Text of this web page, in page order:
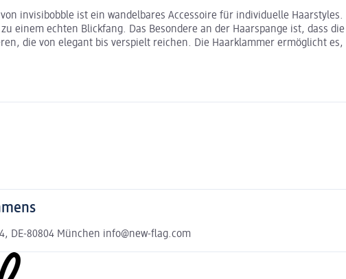
invisibobble ist ein wandelbares Accessoire für individuelle
einem echten Blickfang. Das Besondere an der Haarspange ist, dass
die von elegant bis verspielt reichen. Die Haarklammer ermöglicht
DE-80804 München info@new-flag.com